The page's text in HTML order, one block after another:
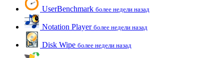
UserBenchmark более недели назад
Notation Player более недели назад
Disk Wipe более недели назад